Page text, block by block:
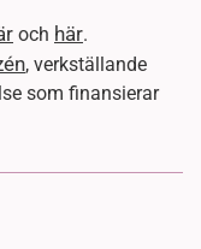
och här.
, verkställande
som finansierar